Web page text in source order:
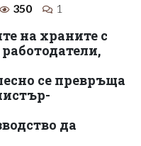
350 1
на храните с
се превръща
да